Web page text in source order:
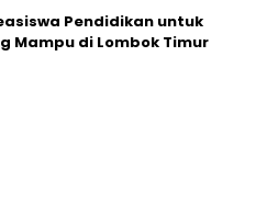
Pendidikan untuk
Mampu di Lombok Timur